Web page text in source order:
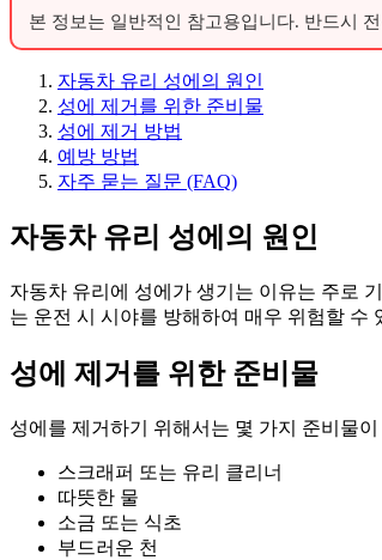
본 정보는 일반적인 참고용입니다. 반드시
자동차 유리 성에의 원인
성에 제거를 위한 준비물
성에 제거 방법
예방 방법
자주 묻는 질문 (FAQ)
자동차 유리 성에의 원인
자동차 유리에 성에가 생기는 이유는 주로
는 운전 시 시야를 방해하여 매우 위험할 수
성에 제거를 위한 준비물
성에를 제거하기 위해서는 몇 가지 준비물
스크래퍼 또는 유리 클리너
따뜻한 물
소금 또는 식초
부드러운 천